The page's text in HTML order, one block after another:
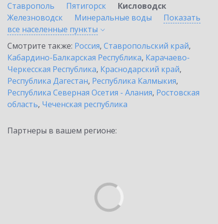
Ставрополь
Пятигорск
Кисловодск
Железноводск
Минеральные воды
Показать
все населенные пункты
Смотрите также: Россия, Ставропольский край,
Кабардино-Балкарская Республика, Карачаево-
Черкесская Республика, Краснодарский край,
Республика Дагестан, Республика Калмыкия,
Республика Северная Осетия - Алания, Ростовская
область, Чеченская республика
Партнеры в вашем регионе: